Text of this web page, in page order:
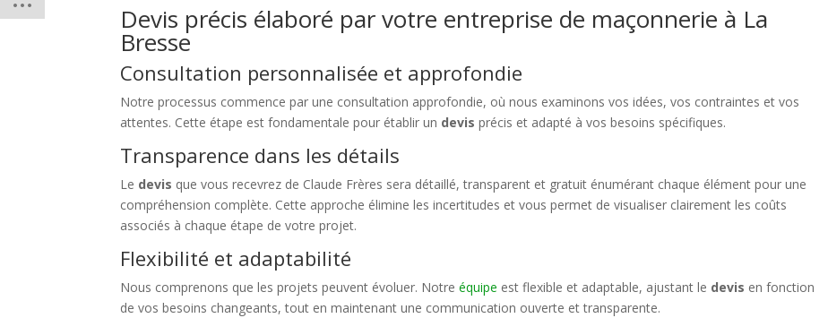
Devis précis élaboré par votre entreprise de maçonnerie à La
Bresse
Consultation personnalisée et approfondie
Notre processus commence par une consultation approfondie, où nous examinons vos idées, vos contraintes et vos
attentes. Cette étape est fondamentale pour établir un devis précis et adapté à vos besoins spécifiques.
Transparence dans les détails
Le devis que vous recevrez de Claude Frères sera détaillé, transparent et gratuit énumérant chaque élément pour une
compréhension complète. Cette approche élimine les incertitudes et vous permet de visualiser clairement les coûts
associés à chaque étape de votre projet.
Flexibilité et adaptabilité
Nous comprenons que les projets peuvent évoluer. Notreéquipe est flexible et adaptable, ajustant le devis en fonction
de vos besoins changeants, tout en maintenant une communication ouverte et transparente.